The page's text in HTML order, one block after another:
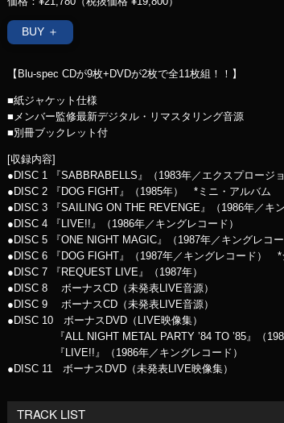
BUY ＋
【Blu-spec CDが9枚+DVDが2枚で全11枚組！！】
■紙ジャケット仕様
■メンバー監修最新デジタル・リマスタリング音源
■別冊ブックレット付
[収録内容]
●DISC 1 『SABBRABELLS』（1983年／エクスプロージ
●DISC 2 『DOG FIGHT』（1985年） *ミニ・アルバム
●DISC 3 『SAILING ON THE REVENGE』（1986年／キ
●DISC 4 『LIVE!!』（1986年／キングレコード）
●DISC 5 『ONE NIGHT MAGIC』（1987年／キングレコ
●DISC 6 『DOG FIGHT』（1987年／キングレコード） *
●DISC 7 『REQUEST LIVE』（1987年）
●DISC 8 ボーナスCD（未発表LIVE音源）
●DISC 9 ボーナスCD（未発表LIVE音源）
●DISC 10 ボーナスDVD（LIVE映像集）
『ALL NIGHT METAL PARTY ’84 TO ’85』（
『LIVE!!』（1986年／キングレコード）
●DISC 11 ボーナスDVD（未発表LIVE映像集）
TRACK LIST